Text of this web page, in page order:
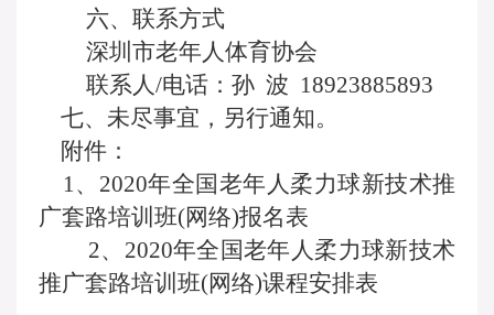
六、联系方式
深圳市老年人体育协会
联系人/电话：孙 波 18923885893
七、未尽事宜，另行通知。
附件：
1、2020年全国老年人柔力球新技术推
广套路培训班(网络)报名表
2、2020年全国老年人柔力球新技术
推广套路培训班(网络)课程安排表